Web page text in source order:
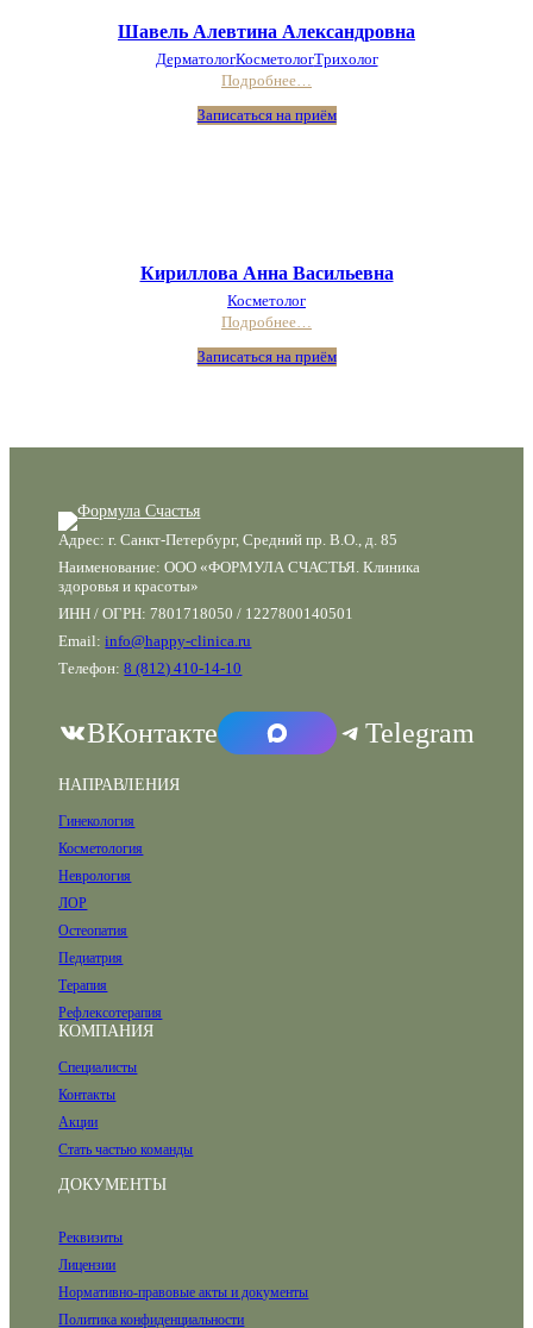
Шавель Алевтина Александровна
ДерматологКосметологТрихолог
Подробнее…
Записаться на приём
Кириллова Анна Васильевна
Косметолог
Подробнее…
Записаться на приём
Адрес: г. Санкт-Петербург, Средний пр. В.О., д. 85
Наименование: ООО «ФОРМУЛА СЧАСТЬЯ. Клиника
здоровья и красоты»
ИНН / ОГРН: 7801718050 / 1227800140501
Email:info@happy-clinica.ru
Телефон:8 (812) 410-14-10
ВКонтакте Telegram
НАПРАВЛЕНИЯ
Гинекология
Косметология
Неврология
ЛОР
Остеопатия
Педиатрия
Терапия
Рефлексотерапия
КОМПАНИЯ
Специалисты
Контакты
Акции
Стать частью команды
ДОКУМЕНТЫ
Реквизиты
Лицензии
Нормативно-правовые акты и документы
Политика конфиденциальности